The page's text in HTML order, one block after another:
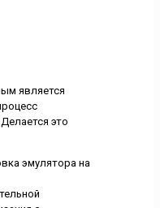
является
это
эмулятора на